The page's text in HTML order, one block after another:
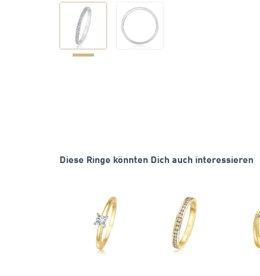
Diese Ringe könnten Dich auch interessieren